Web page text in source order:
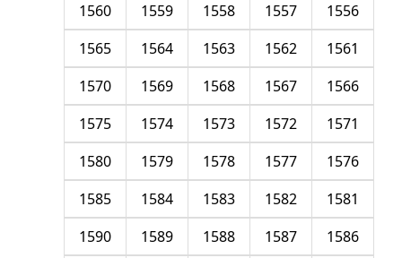
1556
1557
1558
1559
1560
1561
1562
1563
1564
1565
1566
1567
1568
1569
1570
1571
1572
1573
1574
1575
1576
1577
1578
1579
1580
1581
1582
1583
1584
1585
1586
1587
1588
1589
1590